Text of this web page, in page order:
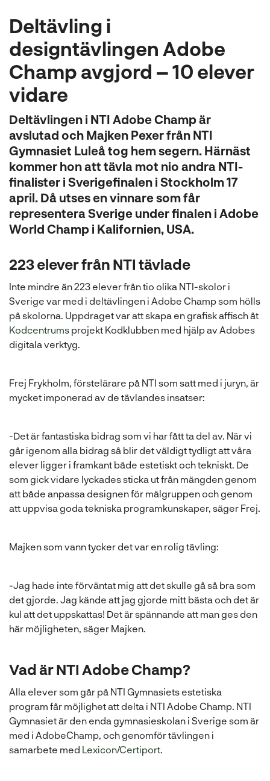
Deltävling i
designtävlingen Adobe
Champ avgjord – 10 elever
vidare
Deltävlingen i NTI Adobe Champ är
avslutad och Majken Pexer från NTI
Gymnasiet Luleå tog hem segern. Härnäst
kommer hon att tävla mot nio andra NTI-
finalister i Sverigefinalen i Stockholm 17
april. Då utses en vinnare som får
representera Sverige under finalen i Adobe
World Champ i Kalifornien, USA.
223 elever från NTI tävlade
Inte mindre än 223 elever från tio olika NTI-skolor i
Sverige var med i deltävlingen i Adobe Champ som hölls
på skolorna. Uppdraget var att skapa en grafisk affisch åt
Kodcentrums projekt Kodklubben med hjälp av Adobes
digitala verktyg.
Frej Frykholm, förstelärare på NTI som satt med i juryn, är
mycket imponerad av de tävlandes insatser:
-Det är fantastiska bidrag som vi har fått ta del av. När vi
går igenom alla bidrag så blir det väldigt tydligt att våra
elever ligger i framkant både estetiskt och tekniskt. De
som gick vidare lyckades sticka ut från mängden genom
att både anpassa designen för målgruppen och genom
att uppvisa goda tekniska programkunskaper, säger Frej.
Majken som vann tycker det var en rolig tävling:
-Jag hade inte förväntat mig att det skulle gå så bra som
det gjorde. Jag kände att jag gjorde mitt bästa och det är
kul att det uppskattas! Det är spännande att man ges den
här möjligheten, säger Majken.
Vad är NTI Adobe Champ?
Alla elever som går på NTI Gymnasiets estetiska
program får möjlighet att delta i NTI Adobe Champ. NTI
Gymnasiet är den enda gymnasieskolan i Sverige som är
med i AdobeChamp, och genomför tävlingen i
samarbete med Lexicon/Certiport.